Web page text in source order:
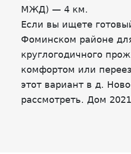
МЖД) — 4 км.
Если вы ищете
Фоминском районе
круглогодичного
комфортом или
этот вариант в д.
рассмотреть. Дом